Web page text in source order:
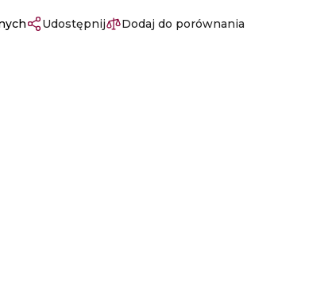
Udostępnij Dodaj do porównania